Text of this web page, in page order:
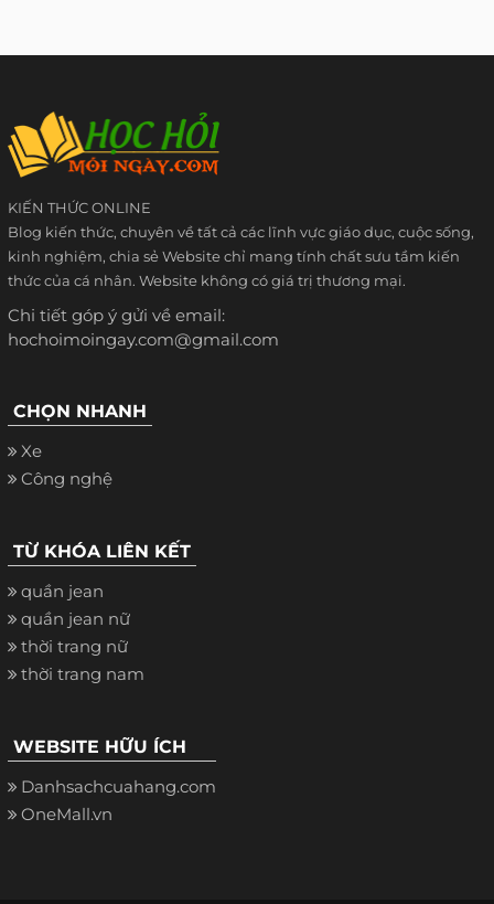
KIẾN THỨC ONLINE
Blog kiến thức, chuyên về tất cả các lĩnh vực giáo dục, cuộc sống,
kinh nghiệm, chia sẻ Website chỉ mang tính chất sưu tầm kiến
thức của cá nhân. Website không có giá trị thương mại.
Chi tiết góp ý gửi về email:
hochoimoingay.com@gmail.com
CHỌN NHANH
Xe
Công nghệ
TỪ KHÓA LIÊN KẾT
quần jean
quần jean nữ
thời trang nữ
thời trang nam
WEBSITE HỮU ÍCH
Danhsachcuahang.com
OneMall.vn